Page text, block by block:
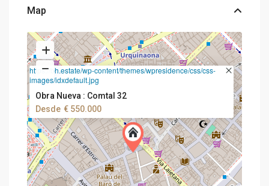
Map
https://bh.estate/wp-content/themes/wpresidence/css/css-
images/idxdefault.jpg
Obra Nueva : Comtal 32
Desde € 550.000